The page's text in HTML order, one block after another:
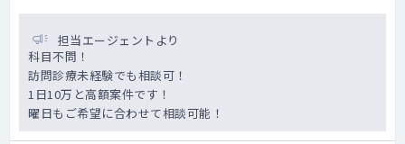
担当エージェントより
科目不問！
訪問診療未経験でも相談可！
1日10万と高額案件です！
曜日もご希望に合わせて相談可能！